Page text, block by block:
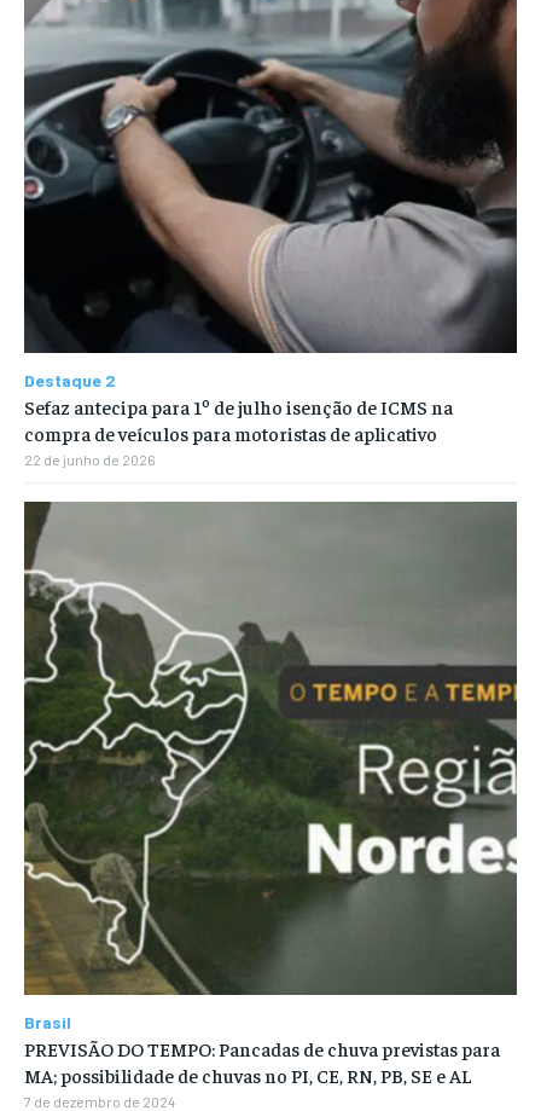
Destaque 2
Sefaz antecipa para 1º de julho isenção de ICMS na
compra de veículos para motoristas de aplicativo
22 de junho de 2026
Brasil
PREVISÃO DO TEMPO: Pancadas de chuva previstas para
MA; possibilidade de chuvas no PI, CE, RN, PB, SE e AL
7 de dezembro de 2024